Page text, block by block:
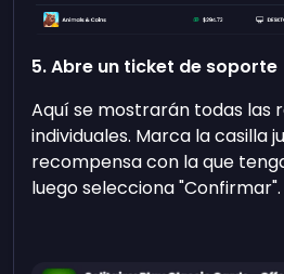
5. Abre un ticket de soporte
Aquí se mostrarán todas las
individuales. Marca la casilla
recompensa con la que
luego selecciona "Confirmar".